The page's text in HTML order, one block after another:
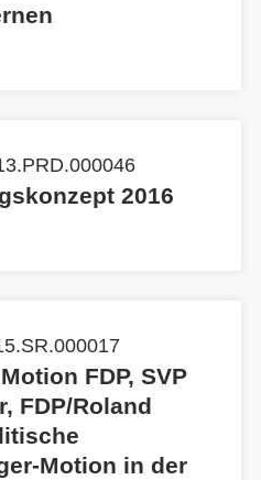
2016
FDP, SVP
FDP/Roland
Motion in der